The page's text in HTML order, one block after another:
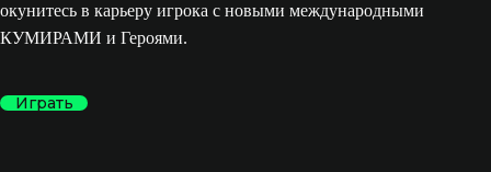
окунитесь в карьеру игрока с новыми международными
КУМИРАМИ и Героями.
Играть